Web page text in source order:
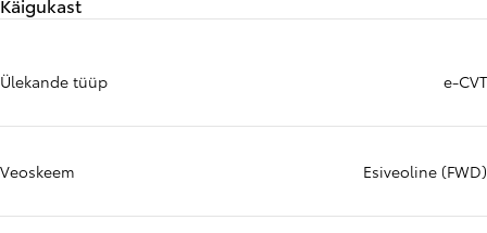
Käigukast
Ülekande tüüp e-CVT
Veoskeem Esiveoline (FWD)